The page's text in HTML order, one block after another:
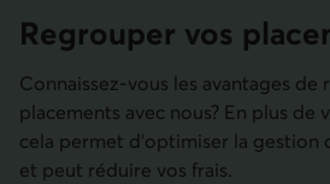
Regrouper vos
Connaissez-vous les avantages de
placements avec nous? En plus de
cela permet d’optimiser la
et peut réduire vos frais.